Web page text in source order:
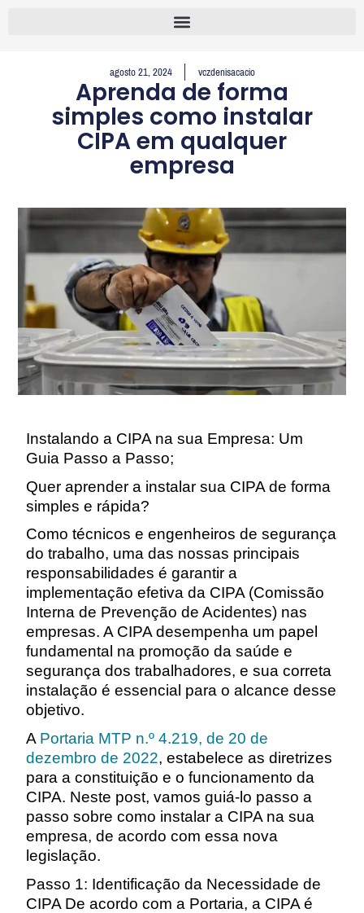
agosto 21, 2024 vczdenisacacio
Aprenda de forma
simples como instalar
CIPA em qualquer
empresa
Instalando a CIPA na sua Empresa: Um
Guia Passo a Passo;
Quer aprender a instalar sua CIPA de forma
simples e rápida?
Como técnicos e engenheiros de segurança
do trabalho, uma das nossas principais
responsabilidades é garantir a
implementação efetiva da CIPA (Comissão
Interna de Prevenção de Acidentes) nas
empresas. A CIPA desempenha um papel
fundamental na promoção da saúde e
segurança dos trabalhadores, e sua correta
instalação é essencial para o alcance desse
objetivo.
A Portaria MTP n.º 4.219, de 20 de
dezembro de 2022, estabelece as diretrizes
para a constituição e o funcionamento da
CIPA. Neste post, vamos guiá-lo passo a
passo sobre como instalar a CIPA na sua
empresa, de acordo com essa nova
legislação.
Passo 1: Identificação da Necessidade de
CIPA De acordo com a Portaria, a CIPA é